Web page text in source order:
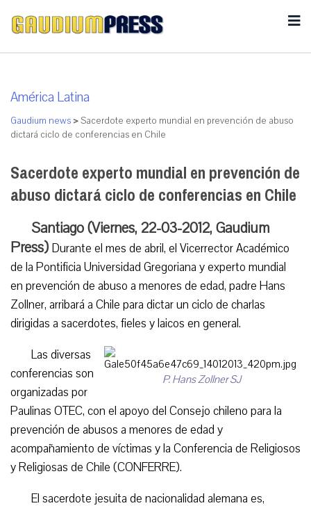
América Latina
Gaudium news >Sacerdote experto mundial en prevención de abuso
dictará ciclo de conferencias en Chile
Sacerdote experto mundial en prevención de
abuso dictará ciclo de conferencias en Chile
Santiago (Viernes, 22-03-2012, Gaudium
Press) Durante el mes de abril, el Vicerrector Académico
de la Pontificia Universidad Gregoriana y experto mundial
en prevención de abuso a menores de edad, padre Hans
Zollner, arribará a Chile para dictar un ciclo de charlas
dirigidas a sacerdotes, fieles y laicos en general.
P. Hans Zollner SJ
Las diversas
conferencias son
organizadas por
Paulinas OTEC, con el apoyo del Consejo chileno para la
prevención de abusos a menores de edad y
acompañamiento de víctimas y la Conferencia de Religiosos
y Religiosas de Chile (CONFERRE).
El sacerdote jesuita de nacionalidad alemana es,